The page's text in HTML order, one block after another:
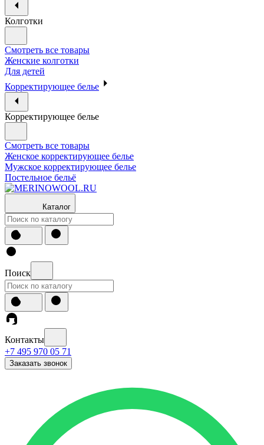
Колготки
Смотреть все товары
Женские колготки
Для детей
Корректирующее белье
Корректирующее белье
Смотреть все товары
Женское корректирующее белье
Мужское корректирующее белье
Постельное бельё
Каталог
Поиск
Контакты
+7 495 970 05 71
Заказать звонок